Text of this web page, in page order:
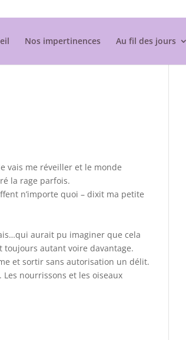
Nos impertinences Au fil des jours
vais me réveiller et le monde
la rage parfois.
n’importe quoi – dixit ma petite
aurait pu imaginer que cela
toujours autant voire davantage.
et sortir sans autorisation un délit.
Les nourrissons et les oiseaux